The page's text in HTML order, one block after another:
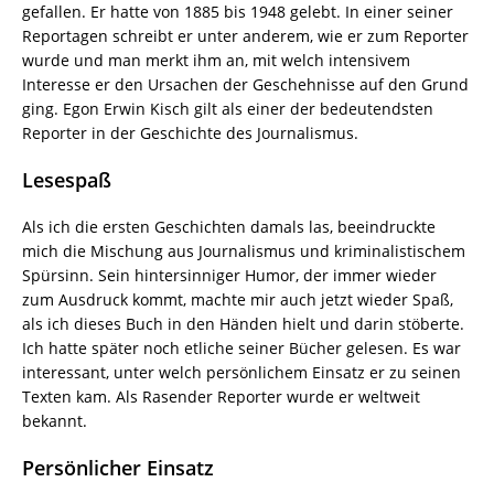
gefallen. Er hatte von 1885 bis 1948 gelebt. In einer seiner
Reportagen schreibt er unter anderem, wie er zum Reporter
wurde und man merkt ihm an, mit welch intensivem
Interesse er den Ursachen der Geschehnisse auf den Grund
ging. Egon Erwin Kisch gilt als einer der bedeutendsten
Reporter in der Geschichte des Journalismus.
Lesespaß
Als ich die ersten Geschichten damals las, beeindruckte
mich die Mischung aus Journalismus und kriminalistischem
Spürsinn. Sein hintersinniger Humor, der immer wieder
zum Ausdruck kommt, machte mir auch jetzt wieder Spaß,
als ich dieses Buch in den Händen hielt und darin stöberte.
Ich hatte später noch etliche seiner Bücher gelesen. Es war
interessant, unter welch persönlichem Einsatz er zu seinen
Texten kam. Als Rasender Reporter wurde er weltweit
bekannt.
Persönlicher Einsatz